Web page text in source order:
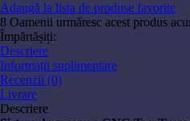
Adaugă la lista de produse favorite
8 Oamenii urmăresc acest produs
Împărtășiți:
Descriere
Informații suplimentare
Recenzii (0)
Livrare
Descriere